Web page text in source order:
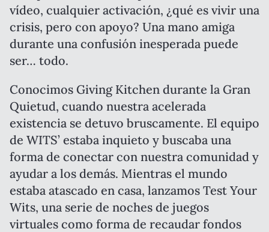
vídeo, cualquier activación, ¿qué es vivir una
crisis, pero con apoyo? Una mano amiga
durante una confusión inesperada puede
ser… todo.
Conocimos Giving Kitchen durante la Gran
Quietud, cuando nuestra acelerada
existencia se detuvo bruscamente. El equipo
de WITS’ estaba inquieto y buscaba una
forma de conectar con nuestra comunidad y
ayudar a los demás. Mientras el mundo
estaba atascado en casa, lanzamos Test Your
Wits, una serie de noches de juegos
virtuales como forma de recaudar fondos